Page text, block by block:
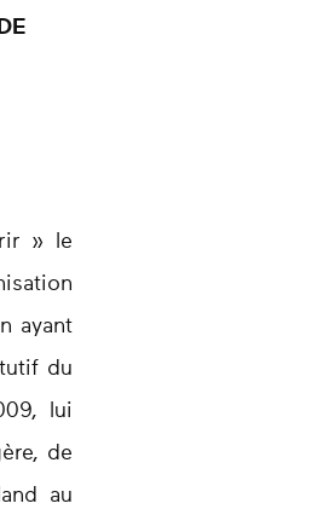
» le
ayant
du
lui
de
au